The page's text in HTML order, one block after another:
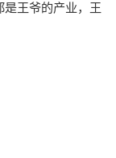
王爷的产业，王